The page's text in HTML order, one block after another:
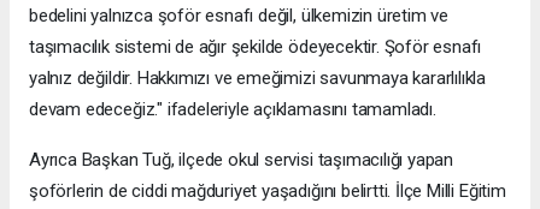
bedelini yalnızca şoför esnafı değil, ülkemizin üretim ve
taşımacılık sistemi de ağır şekilde ödeyecektir. Şoför esnafı
yalnız değildir. Hakkımızı ve emeğimizi savunmaya kararlılıkla
devam edeceğiz." ifadeleriyle açıklamasını tamamladı.
Ayrıca Başkan Tuğ, ilçede okul servisi taşımacılığı yapan
şoförlerin de ciddi mağduriyet yaşadığını belirtti. İlçe Milli Eğitim